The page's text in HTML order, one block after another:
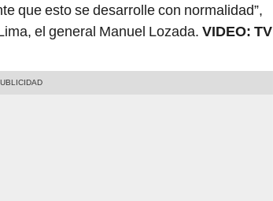
que esto se desarrolle con normalidad”,
el general Manuel Lozada. VIDEO: TV